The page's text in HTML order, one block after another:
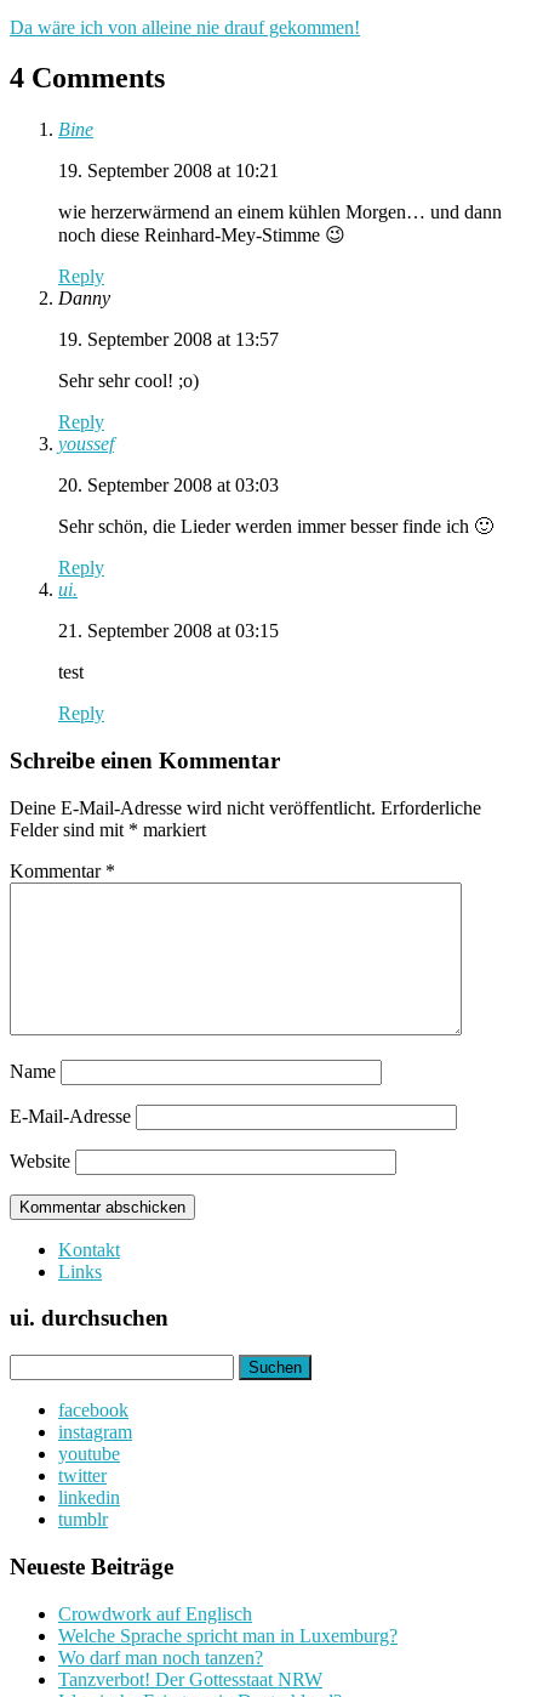
Da wäre ich von alleine nie drauf gekommen!
4 Comments
Bine
19. September 2008 at 10:21
wie herzerwärmend an einem kühlen Morgen… und dann
noch diese Reinhard-Mey-Stimme 😉
Reply
Danny
19. September 2008 at 13:57
Sehr sehr cool! ;o)
Reply
youssef
20. September 2008 at 03:03
Sehr schön, die Lieder werden immer besser finde ich 🙂
Reply
ui.
21. September 2008 at 03:15
test
Reply
Schreibe einen Kommentar
Deine E-Mail-Adresse wird nicht veröffentlicht. Erforderliche
Felder sind mit * markiert
Kommentar *
Name
E-Mail-Adresse
Website
Kontakt
Links
ui. durchsuchen
nach:
facebook
instagram
youtube
twitter
linkedin
tumblr
Neueste Beiträge
Crowdwork auf Englisch
Welche Sprache spricht man in Luxemburg?
Wo darf man noch tanzen?
Tanzverbot! Der Gottesstaat NRW